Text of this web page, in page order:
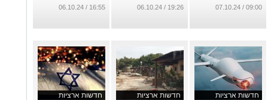
שהוא נרצח
באוקטובר
09:00 / 07.10.24
19:26 / 06.10.24
שבע
16:55 / 06.10.24
חדשות ארציות חדשות ארציות חדשות ארציות